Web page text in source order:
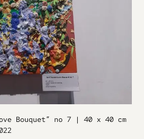
Bouquet” no 7 | 40 x 40 cm